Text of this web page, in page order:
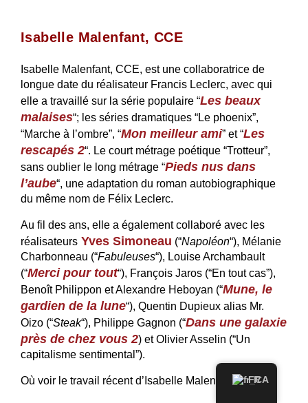
Isabelle Malenfant, CCE
Isabelle Malenfant, CCE, est une collaboratrice de
longue date du réalisateur Francis Leclerc, avec qui
elle a travaillé sur la série populaire “Les beaux
malaises“; les séries dramatiques “Le phoenix”,
“Marche à l’ombre”, “Mon meilleur ami” et “Les
rescapés 2“. Le court métrage poétique “Trotteur”,
sans oublier le long métrage “Pieds nus dans
l’aube“, une adaptation du roman autobiographique
du même nom de Félix Leclerc.
Au fil des ans, elle a également collaboré avec les
réalisateurs Yves Simoneau (“Napoléon“), Mélanie
Charbonneau (“Fabuleuses“), Louise Archambault
(“Merci pour tout“), François Jaros (“En tout cas”),
Benoît Philippon et Alexandre Heboyan (“Mune, le
gardien de la lune“), Quentin Dupieux alias Mr.
Oizo (“Steak“), Philippe Gagnon (“Dans une galaxie
près de chez vous 2) et Olivier Asselin (“Un
capitalisme sentimental”).
Où voir le travail récent d’Isabelle Malenfant, CCE:
FR